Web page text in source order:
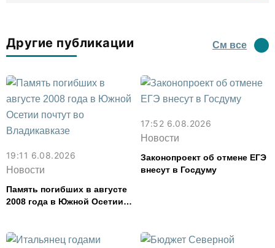
Другие публикации См все
19:11 6.08.2026
Новости
Память погибших в августе
2008 года в Южной Осетии
17:52 6.08.2026
Новости
Законопроект об отмене ЕГЭ
внесут в Госдуму